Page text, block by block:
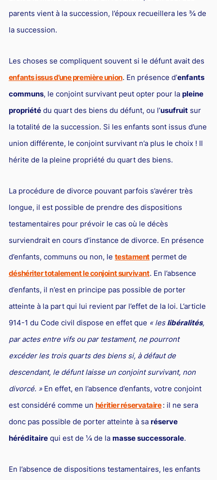
parents vient à la succession, l’époux recueillera les ¾ de
la succession.
Les choses se compliquent souvent si le défunt avait des
enfants issus d’une première union. En présence d’enfants
communs, le conjoint survivant peut opter pour la pleine
propriétédu quart des biens du défunt, ou l’usufruitsur
la totalité de la succession. Si les enfants sont issus d’une
union différente, le conjoint survivant n’a plus le choix ! Il
hérite de la pleine propriété du quart des biens.
La procédure de divorce pouvant parfois s’avérer très
longue, il est possible de prendre des dispositions
testamentaires pour prévoir le cas où le décès
surviendrait en cours d’instance de divorce. En présence
d’enfants, communs ou non, le testamentpermet de
déshériter totalement le conjoint survivant. En l’absence
d’enfants, il n’est en principe pas possible de porter
atteinte à la part qui lui revient par l’effet de la loi. L’article
914-1 du Code civil dispose en effet que « les libéralités,
par actes entre vifs ou par testament, ne pourront
excéder les trois quarts des biens si, à défaut de
descendant, le défunt laisse un conjoint survivant, non
divorcé. »En effet, en l’absence d’enfants, votre conjoint
est considéré comme un héritier réservataire: il ne sera
donc pas possible de porter atteinte à sa réserve
héréditairequi est de ¼ de la masse successorale.
En l’absence de dispositions testamentaires, les enfants